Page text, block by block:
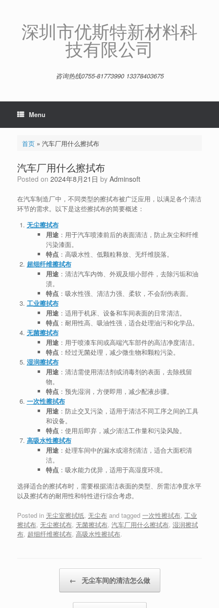
深圳市优斯特新材料科
技有限公司
咨询热线0755-81773990 13378403675
Menu
首页» 汽车厂用什么擦拭布
汽车厂用什么擦拭布
Posted on 2024年8月21日 by Adminsoft
在汽车制造厂中，不同类型的擦拭布被广泛应用，以满足各个清洁
环节的需求。以下是这些擦拭布的简要概述：
无尘擦拭布
用途：用于汽车喷漆前后的表面清洁，防止灰尘和纤维
污染漆面。
特点：高吸水性、低颗粒释放、无纤维脱落。
超细纤维擦拭布
用途：清洁汽车内饰、外观及细小部件，去除污垢和油
渍。
特点：吸水性强、清洁力强、柔软，不会刮伤表面。
工业擦拭布
用途：适用于机床、设备和车间表面的日常清洁。
特点：耐用性高、吸油性强，适合处理油污和化学品。
无菌擦拭布
用途：用于喷漆车间或高端汽车部件的高洁净度清洁。
特点：经过无菌处理，减少微生物和颗粒污染。
湿润擦拭布
用途：清洁需使用清洁剂或消毒剂的表面，去除残留
物。
特点：预先湿润，方便即用，减少配液步骤。
一次性擦拭布
用途：防止交叉污染，适用于清洁不同工序之间的工具
和设备。
特点：使用后即弃，减少清洁工作量和污染风险。
高吸水性擦拭布
用途：处理车间中的漏水或溶剂清洁，适合大面积清
洁。
特点：吸水能力优异，适用于高湿度环境。
选择适合的擦拭布时，需要根据清洁表面的类型、所需洁净度水平
以及擦拭布的耐用性和特性进行综合考虑。
Posted in 无尘室擦拭纸, 无尘布 and tagged 一次性擦拭布, 工业
擦拭布, 无尘擦拭布, 无菌擦拭布, 汽车厂用什么擦拭布, 湿润擦拭
布, 超细纤维擦拭布, 高吸水性擦拭布.
← 无尘车间的清洁怎么做